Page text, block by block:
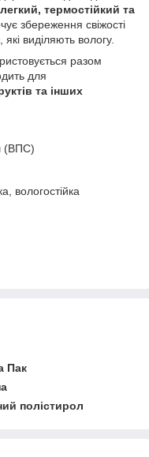
легкий, термостійкий та
збереження свіжості
виділяють вологу.
разом
для
та інших
(ВПС)
вологостійка
Пак
полістирол